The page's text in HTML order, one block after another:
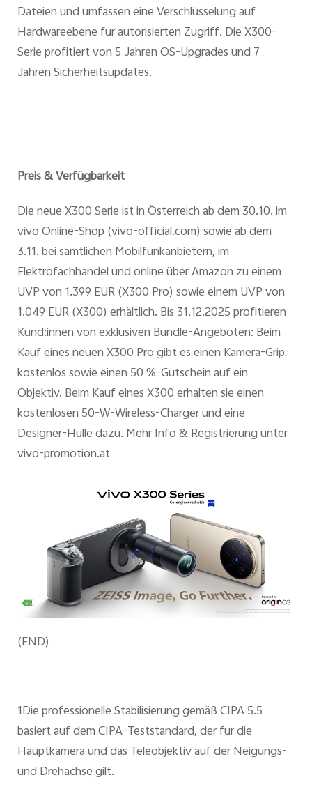
Dateien und umfassen eine Verschlüsselung auf
Hardwareebene für autorisierten Zugriff. Die X300-
Serie profitiert von 5 Jahren OS-Upgrades und 7
Jahren Sicherheitsupdates.
Preis & Verfügbarkeit
Die neue X300 Serie ist in Österreich ab dem 30.10. im
vivo Online-Shop (vivo-official.com) sowie ab dem
3.11. bei sämtlichen Mobilfunkanbietern, im
Elektrofachhandel und online über Amazon zu einem
UVP von 1.399 EUR (X300 Pro) sowie einem UVP von
1.049 EUR (X300) erhältlich. Bis 31.12.2025 profitieren
Kund:innen von exklusiven Bundle-Angeboten: Beim
Kauf eines neuen X300 Pro gibt es einen Kamera-Grip
kostenlos sowie einen 50 %-Gutschein auf ein
Objektiv. Beim Kauf eines X300 erhalten sie einen
kostenlosen 50-W-Wireless-Charger und eine
Designer-Hülle dazu. Mehr Info & Registrierung unter
vivo-promotion.at
(END)
1Die professionelle Stabilisierung gemäß CIPA 5.5
basiert auf dem CIPA-Teststandard, der für die
Hauptkamera und das Teleobjektiv auf der Neigungs-
und Drehachse gilt.